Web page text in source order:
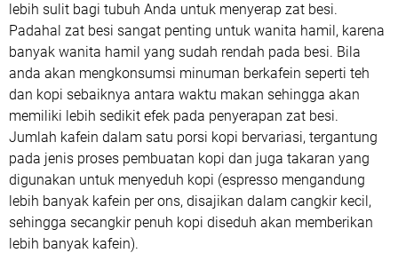
lebih sulit bagi tubuh Anda untuk menyerap zat besi.
Padahal zat besi sangat penting untuk wanita hamil, karena
banyak wanita hamil yang sudah rendah pada besi. Bila
anda akan mengkonsumsi minuman berkafein seperti teh
dan kopi sebaiknya antara waktu makan sehingga akan
memiliki lebih sedikit efek pada penyerapan zat besi.
Jumlah kafein dalam satu porsi kopi bervariasi, tergantung
pada jenis proses pembuatan kopi dan juga takaran yang
digunakan untuk menyeduh kopi (espresso mengandung
lebih banyak kafein per ons, disajikan dalam cangkir kecil,
sehingga secangkir penuh kopi diseduh akan memberikan
lebih banyak kafein).